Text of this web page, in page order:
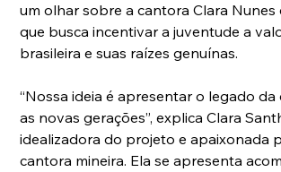
um olhar sobre a cantora Clara Nunes
que busca incentivar a juventude a
brasileira e suas raízes genuínas.
“Nossa ideia é apresentar o legado
as novas gerações”, explica Clara
idealizadora do projeto e apaixonada
cantora mineira. Ela se apresenta